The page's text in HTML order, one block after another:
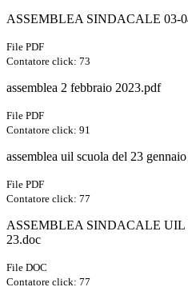
ASSEMBLEA SINDACALE 03-
File PDF
Contatore click: 73
assemblea 2 febbraio 2023.pdf
File PDF
Contatore click: 91
assemblea uil scuola del 23
File PDF
Contatore click: 77
ASSEMBLEA SINDACALE UIL
23.doc
File DOC
Contatore click: 77